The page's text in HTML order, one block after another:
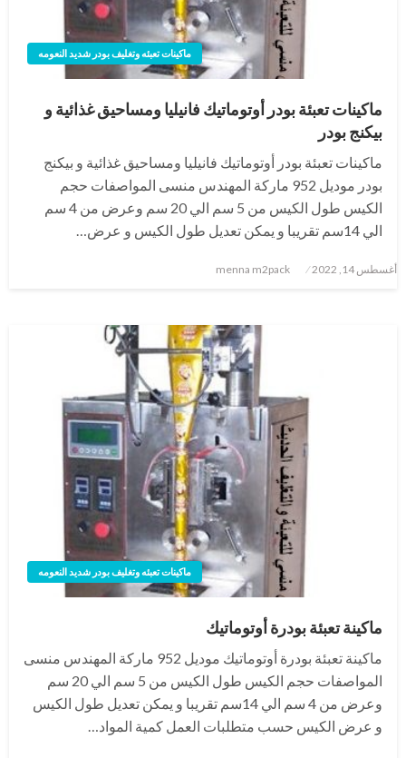
ماكينات تعبئه وتغليف بودر شديد النعومه
ماكينات تعبئة بودر أوتوماتيك فانيليا ومساحيق غذائية و
بيكنج بودر
ماكينات تعبئة بودر أوتوماتيك فانيليا ومساحيق غذائية و بيكنج
بودر موديل 952 ماركة المهندس منسى المواصفات حجم
الكيس طول الكيس من 5 سم الي 20 سم وعرض من 4 سم
الي 14سم تقريبا و يمكن تعديل طول الكيس و عرض…
نُشر
أغسطس 14, 2022 menna m2pack
ماكينات تعبئه وتغليف بودر شديد النعومه
ماكينة تعبئة بودرة أوتوماتيك
ماكينة تعبئة بودرة أوتوماتيك موديل 952 ماركة المهندس منسى
المواصفات حجم الكيس طول الكيس من 5 سم الي 20 سم
وعرض من 4 سم الي 14سم تقريبا و يمكن تعديل طول الكيس
و عرض الكيس حسب متطلبات العمل كمية المواد…